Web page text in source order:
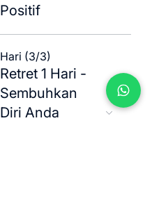
Positif
Hari (3/3)
Retret 1 Hari -
Sembuhkan
Diri Anda